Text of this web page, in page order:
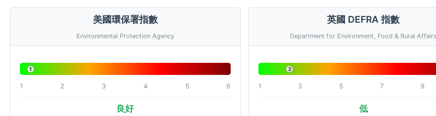
美國環保署指數
Environmental Protection Agency
1
1 2 3 4 5 6
良好
英國 DEFRA 指數
Department for Environment, Food & Rural
2
1 3 5 7 9
低